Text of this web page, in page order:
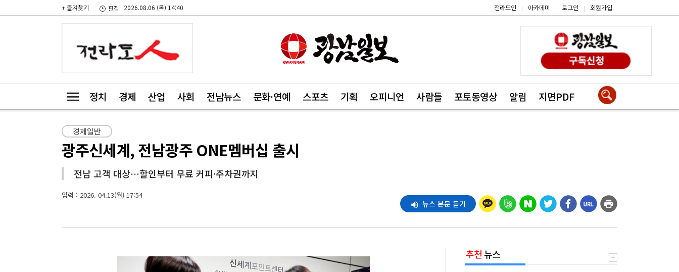
+ 즐겨찾기 2026.08.06 (목) 14:40 전라도인 | 아카데미 | 로그인 | 회원가입
정치 경제 산업 사회 전남뉴스 문화·연예 스포츠 기획 오피니언 사람들 포토동영상 알림 지면PDF
경제일반
광주신세계, 전남광주 ONE멤버십 출시
전남 고객 대상…할인부터 무료 커피·주차권까지
입력 : 2026. 04.13(월) 17:54
뉴스 본문 듣기
추천뉴스